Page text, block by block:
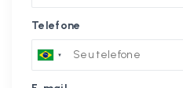
Telefone